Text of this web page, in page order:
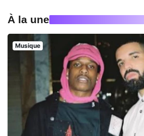
À la une
Musique